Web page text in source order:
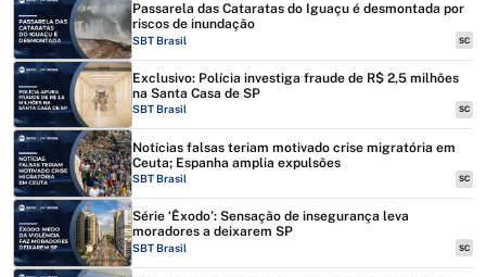
Passarela das Cataratas do Iguaçu é desmontada por
riscos de inundação
SBT Brasil SC
Exclusivo: Polícia investiga fraude de R$ 2,5 milhões
na Santa Casa de SP
SBT Brasil SC
Notícias falsas teriam motivado crise migratória em
Ceuta; Espanha amplia expulsões
SBT Brasil SC
Série ‘Êxodo’: Sensação de insegurança leva
moradores a deixarem SP
SBT Brasil SC